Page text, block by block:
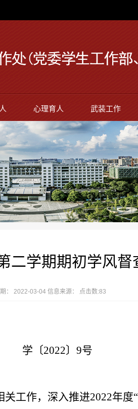
心理育人 武装工作
二学期期初学风督
期： 2022-03-04 信息来源： 点击数:83
学〔2022〕9号
工作， 深入推进2022年度